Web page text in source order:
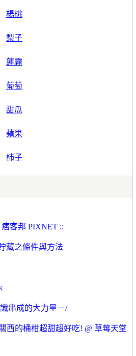
楊桃
梨子
蓮霧
葡萄
甜瓜
蘋果
柿子
客邦 PIXNET ::
藏之條件與方法
串成的大力量－/
西的桶柑超甜超好吃! @ 草莓天堂